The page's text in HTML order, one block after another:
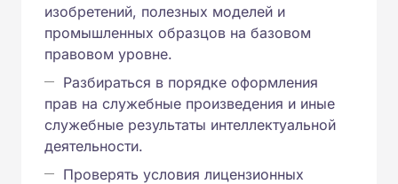
изобретений, полезных моделей и
промышленных образцов на базовом
правовом уровне.
Разбираться в порядке оформления
прав на служебные произведения и иные
служебные результаты интеллектуальной
деятельности.
Проверять условия лицензионных